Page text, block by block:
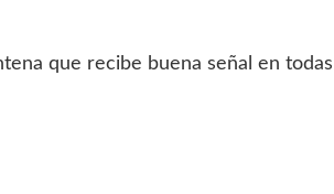
que recibe buena señal en